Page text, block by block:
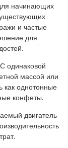
начинающих
и частые
для
одинаковой
массой или
как однотонные
конфеты.
двигатель